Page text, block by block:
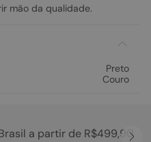
mão da qualidade.
Preto
Couro
a partir de R$499,90